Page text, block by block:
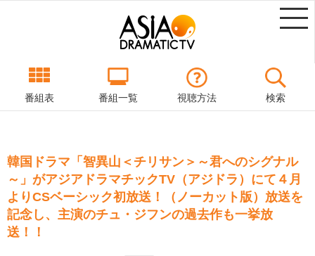
番組表 番組一覧 視聴方法 検索
韓国ドラマ「智異山＜チリサン＞～君へのシグナル
～」がアジアドラマチックTV（アジドラ）にて４月
よりCSベーシック初放送！（ノーカット版）放送を
記念し、主演のチュ・ジフンの過去作も一挙放
送！！